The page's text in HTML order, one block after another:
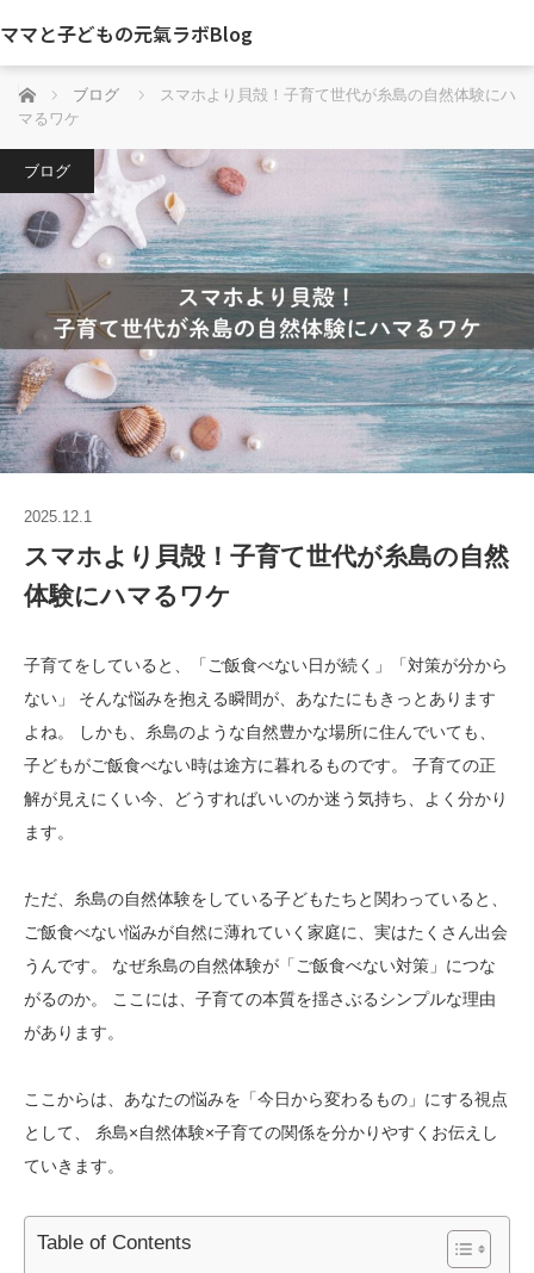
ママと子どもの元氣ラボBlog
ホーム ブログ
スマホより貝殻！子育て世代が糸島の自然体験にハ
マるワケ
ブログ
2025.12.1
スマホより貝殻！子育て世代が糸島の自然
体験にハマるワケ
子育てをしていると、「ご飯食べない日が続く」「対策が分から
ない」 そんな悩みを抱える瞬間が、あなたにもきっとあります
よね。 しかも、糸島のような自然豊かな場所に住んでいても、
子どもがご飯食べない時は途方に暮れるものです。 子育ての正
解が見えにくい今、どうすればいいのか迷う気持ち、よく分かり
ます。
ただ、糸島の自然体験をしている子どもたちと関わっていると、
ご飯食べない悩みが自然に薄れていく家庭に、実はたくさん出会
うんです。 なぜ糸島の自然体験が「ご飯食べない対策」につな
がるのか。 ここには、子育ての本質を揺さぶるシンプルな理由
があります。
ここからは、あなたの悩みを「今日から変わるもの」にする視点
として、 糸島×自然体験×子育ての関係を分かりやすくお伝えし
ていきます。
Table of Contents